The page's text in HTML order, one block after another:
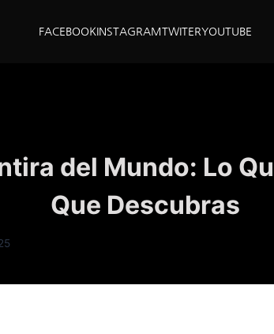
FACEBOOK INSTAGRAM TWITERYOUTUBE
del Mundo: Lo
Que Descubras